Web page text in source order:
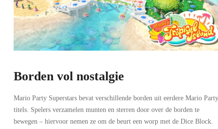
Borden vol nostalgie
Mario Party Superstars bevat verschillende borden uit eerdere Mario
titels. Spelers verzamelen munten en sterren door over de borden te
bewegen – hiervoor nemen ze om de beurt een worp met de Dice Block.